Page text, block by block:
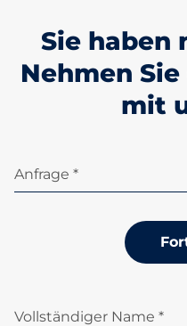
Sie haben
Nehmen
mit
Anfrage *
Vollständiger Name *